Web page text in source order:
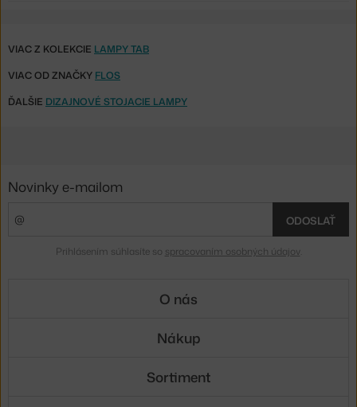
VIAC Z KOLEKCIE LAMPY TAB
VIAC OD ZNAČKY FLOS
ĎALŠIE DIZAJNOVÉ STOJACIE LAMPY
Novinky e-mailom
ODOSLAŤ
Prihlásením súhlasíte so spracovaním osobných údajov.
O nás
Nákup
Sortiment